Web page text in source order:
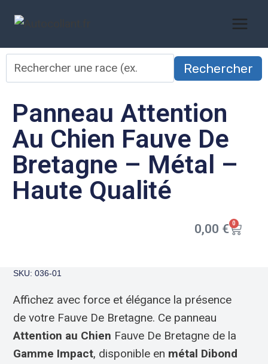
Rechercher
Panneau Attention
Au Chien Fauve De
Bretagne – Métal –
Haute Qualité
0,00 € 0
SKU: 036-01
Affichez avec force et élégance la présence
de votre Fauve De Bretagne. Ce panneau
Attention au Chien Fauve De Bretagne de la
Gamme Impact, disponible en métal Dibond